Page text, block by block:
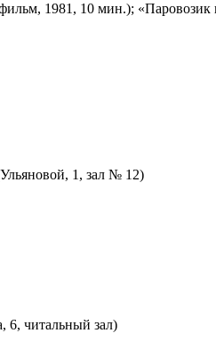
1981, 10 мин.); «Паровозик
1, зал № 12)
6, читальный зал)